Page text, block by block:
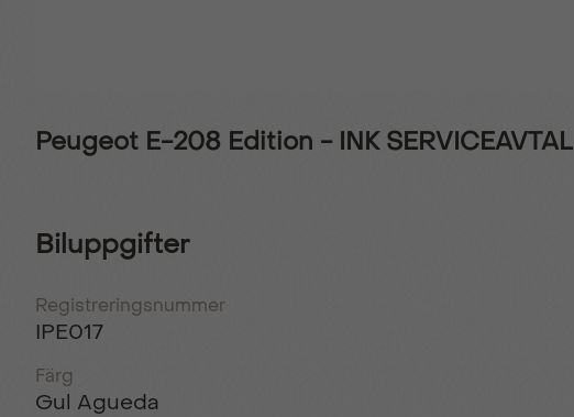
Peugeot E-208 Edition - INK SERVICEAVTAL
Biluppgifter
Registreringsnummer
IPE017
Färg
Gul Agueda